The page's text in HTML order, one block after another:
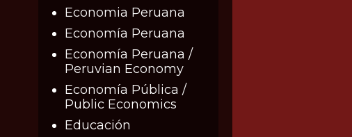
Economia Peruana
Economía Peruana
Economía Peruana /
Peruvian Economy
Economía Pública /
Public Economics
Educación